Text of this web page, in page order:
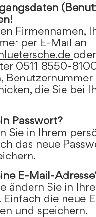
Firmennamen,
per E-Mail an
0511 8550-
die Sie bei
Passwort?
Sie in Ihrem
das neue
E-Mail-
ändern Sie in
Einfach die neue
und speichern.